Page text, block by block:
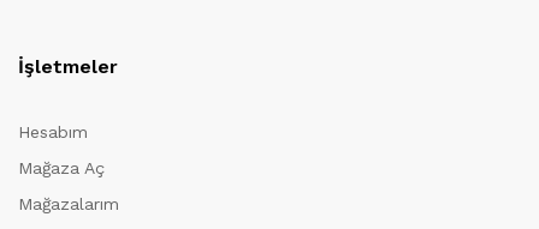
İşletmeler
Hesabım
Mağaza Aç
Mağazalarım